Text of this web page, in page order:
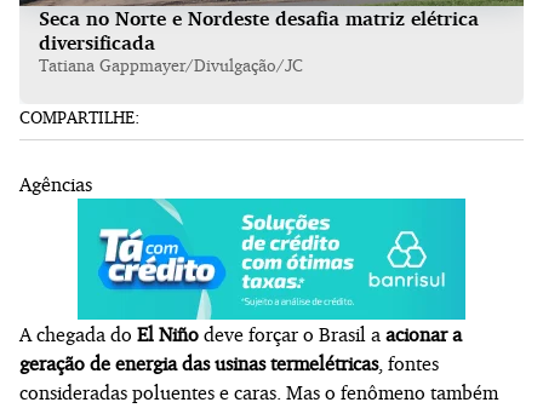
Seca no Norte e Nordeste desafia matriz elétrica
diversificada
Tatiana Gappmayer/Divulgação/JC
COMPARTILHE:
Agências
A chegada do El Niño deve forçar o Brasil a acionar a
geração de energia das usinas termelétricas, fontes
consideradas poluentes e caras. Mas o fenômeno também